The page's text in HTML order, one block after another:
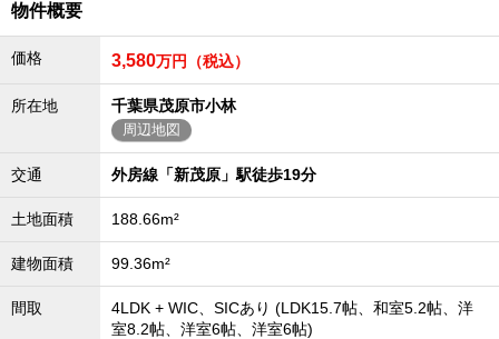
物件概要
価格 3,580万円（税込）
所在地 千葉県茂原市小林
周辺地図
交通 外房線「新茂原」駅徒歩19分
土地面積 188.66m²
建物面積 99.36m²
間取
4LDK + WIC、SICあり (LDK15.7帖、和室5.2帖、洋
室8.2帖、洋室6帖、洋室6帖)